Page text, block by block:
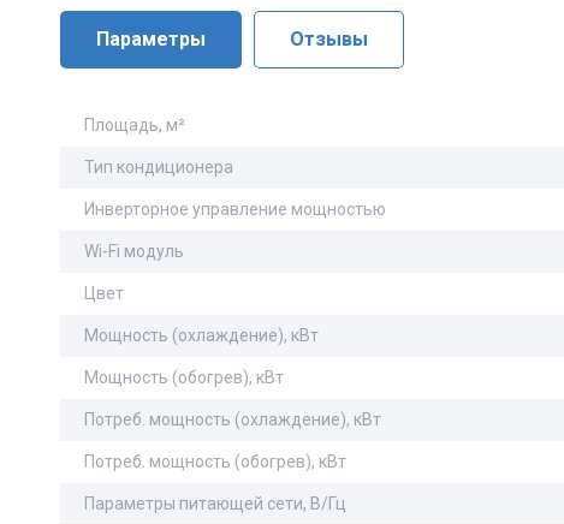
Параметры Отзывы
Площадь, м²
Тип кондиционера
Инверторное управление мощностью
Wi-Fi модуль
Цвет
Мощность (охлаждение), кВт
Мощность (обогрев), кВт
Потреб. мощность (охлаждение), кВт
Потреб. мощность (обогрев), кВт
Параметры питающей сети, В/Гц